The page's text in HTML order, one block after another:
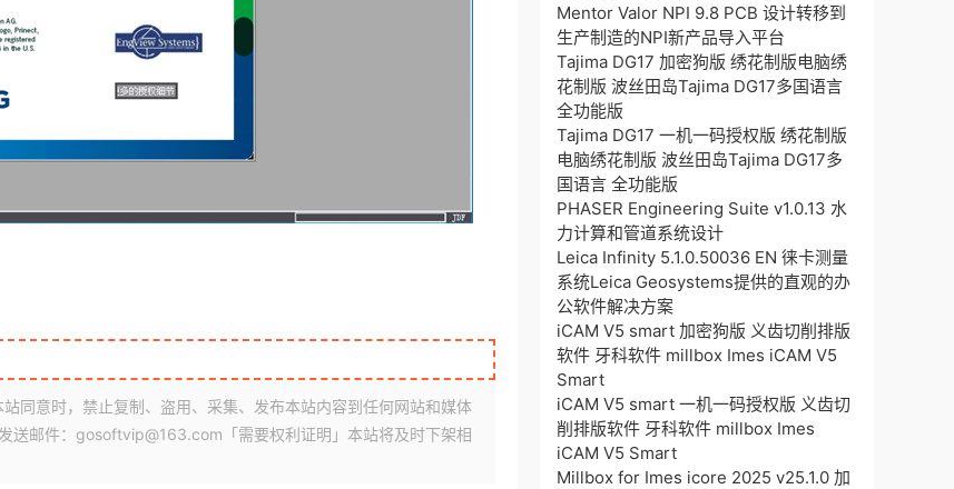
同意时，禁止复制、盗用、采集、发布本站内容到任何网站和媒体
送邮件：gosoftvip@163.com「需要权利证明」本站将及时下架相
Mentor Valor NPI 9.8 PCB 设计转移到
生产制造的NPI新产品导入平台
Tajima DG17 加密狗版 绣花制版电脑绣
花制版 波丝田岛Tajima DG17多国语言
全功能版
Tajima DG17 一机一码授权版 绣花制版
电脑绣花制版 波丝田岛Tajima DG17多
国语言 全功能版
PHASER Engineering Suite v1.0.13 水
力计算和管道系统设计
Leica Infinity 5.1.0.50036 EN 徕卡测量
系统Leica Geosystems提供的直观的办
公软件解决方案
iCAM V5 smart 加密狗版 义齿切削排版
软件 牙科软件 millbox Imes iCAM V5
Smart
iCAM V5 smart 一机一码授权版 义齿切
削排版软件 牙科软件 millbox Imes
iCAM V5 Smart
Millbox for Imes icore 2025 v25.1.0 加